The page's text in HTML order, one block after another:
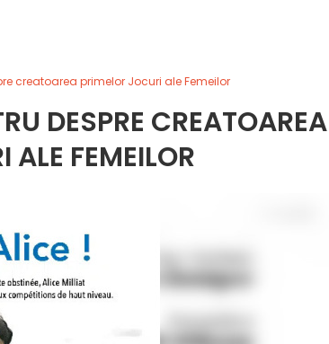
creatoarea primelor Jocuri ale Femeilor
DESPRE CREATOAREA
ALE FEMEILOR